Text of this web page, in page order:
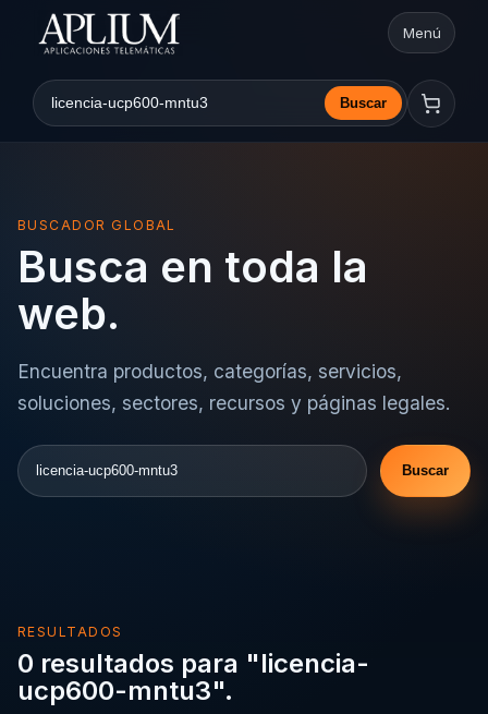
Abrir
Menú
Buscar en la web Buscar
BUSCADOR GLOBAL
Busca en toda la
web.
Encuentra productos, categorías, servicios,
soluciones, sectores, recursos y páginas legales.
Buscar
Buscar
RESULTADOS
0 resultados para "licencia-
ucp600-mntu3".